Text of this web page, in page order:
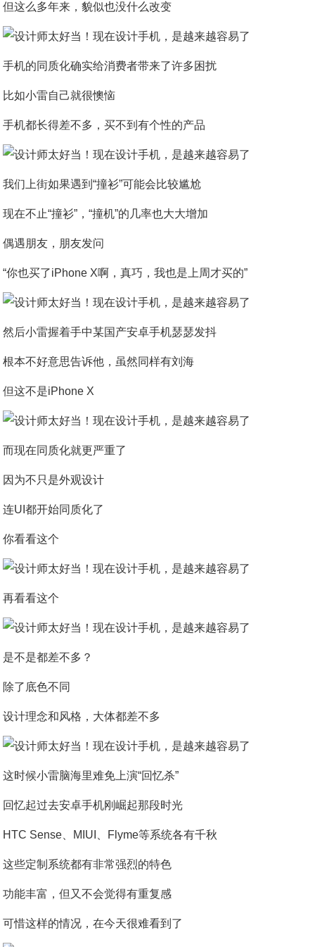
但这么多年来，貌似也没什么改变
手机的同质化确实给消费者带来了许多困扰
比如小雷自己就很懊恼
手机都长得差不多，买不到有个性的产品
我们上街如果遇到“撞衫”可能会比较尴尬
现在不止“撞衫”，“撞机”的几率也大大增加
偶遇朋友，朋友发问
“你也买了iPhone X啊，真巧，我也是上周才买的”
然后小雷握着手中某国产安卓手机瑟瑟发抖
根本不好意思告诉他，虽然同样有刘海
但这不是iPhone X
而现在同质化就更严重了
因为不只是外观设计
连UI都开始同质化了
你看看这个
再看看这个
是不是都差不多？
除了底色不同
设计理念和风格，大体都差不多
这时候小雷脑海里难免上演“回忆杀”
回忆起过去安卓手机刚崛起那段时光
HTC Sense、MIUI、Flyme等系统各有千秋
这些定制系统都有非常强烈的特色
功能丰富，但又不会觉得有重复感
可惜这样的情况，在今天很难看到了